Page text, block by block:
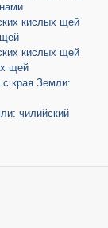
кислых щей
щей
кислых щей
щей
с края Земли:
чилийский